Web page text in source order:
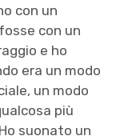
con un
con un
e ho
era un modo
un modo
più
suonato un